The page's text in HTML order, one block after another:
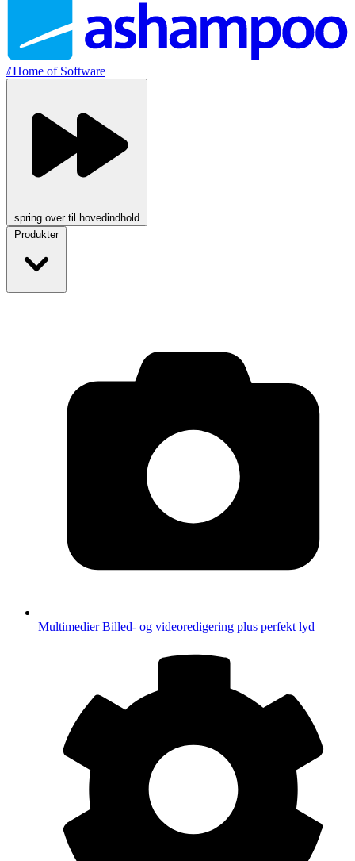
//Home of Software
spring over til hovedindhold
Produkter
MultimedierBilled- og videoredigering plus perfekt lyd